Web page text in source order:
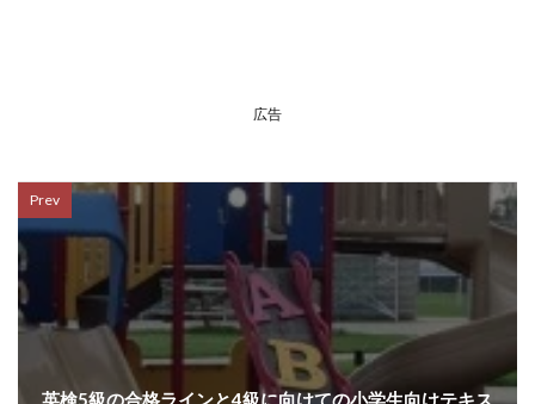
広告
Prev
英検5級の合格ラインと4級に向けての小学生向けテキス